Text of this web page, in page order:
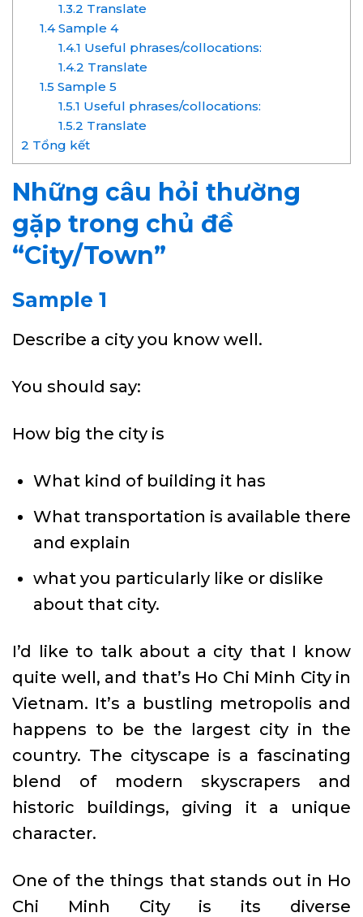
1.3.2 Translate
1.4Sample 4
1.4.1 Useful phrases/collocations:
1.4.2 Translate
1.5 Sample 5
1.5.1 Useful phrases/collocations:
1.5.2 Translate
2 Tổng kết
Những câu hỏi thường
gặp trong chủ đề
“City/Town”
Sample 1
Describe a city you know well.
You should say:
How big the city is
What kind of building it has
What transportation is available there
and explain
what you particularly like or dislike
about that city.
I’d like to talk about a city that I know
quite well, and that’s Ho Chi Minh City in
Vietnam. It’s a bustling metropolis and
happens to be the largest city in the
country. The cityscape is a fascinating
blend of modern skyscrapers and
historic buildings, giving it a unique
character.
One of the things that stands out in Ho
Chi Minh City is its diverse